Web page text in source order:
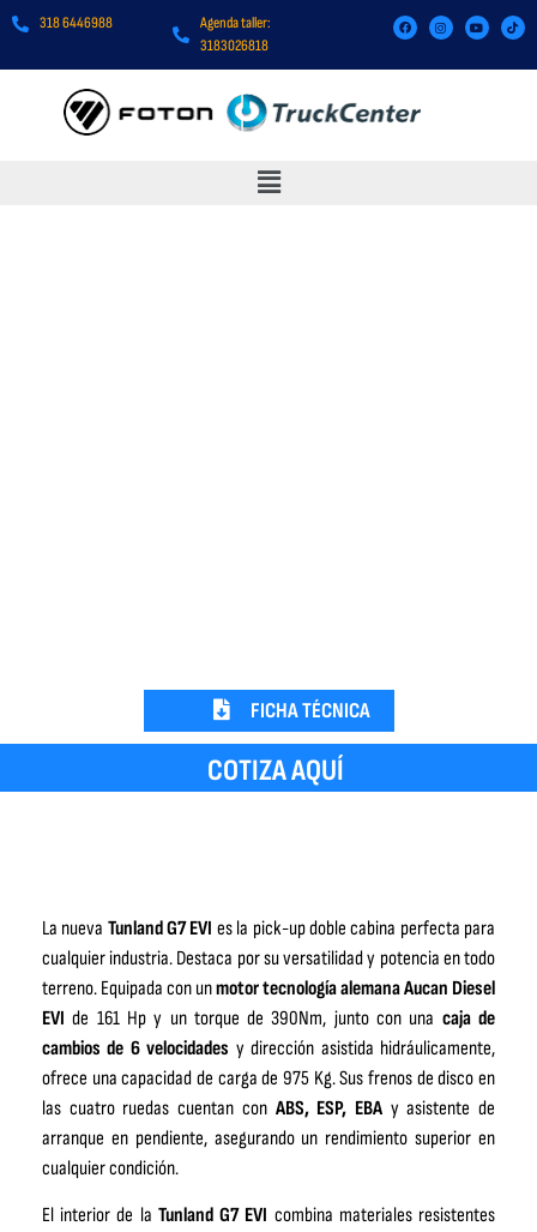
318 6446988
Agenda taller:
3183026818
FICHA TÉCNICA
COTIZA AQUÍ
La nueva Tunland G7 EVI es la pick-up doble cabina perfecta para
cualquier industria. Destaca por su versatilidad y potencia en todo
terreno. Equipada con unmotor tecnología alemana Aucan Diesel
EVI de 161 Hp y un torque de 390Nm, junto con una caja de
cambios de 6 velocidades y dirección asistida hidráulicamente,
ofrece una capacidad de carga de 975 Kg. Sus frenos de disco en
las cuatro ruedas cuentan con ABS, ESP, EBAy asistente de
arranque en pendiente, asegurando un rendimiento superior en
cualquier condición.
El interior de la Tunland G7 EVI combina materiales resistentes